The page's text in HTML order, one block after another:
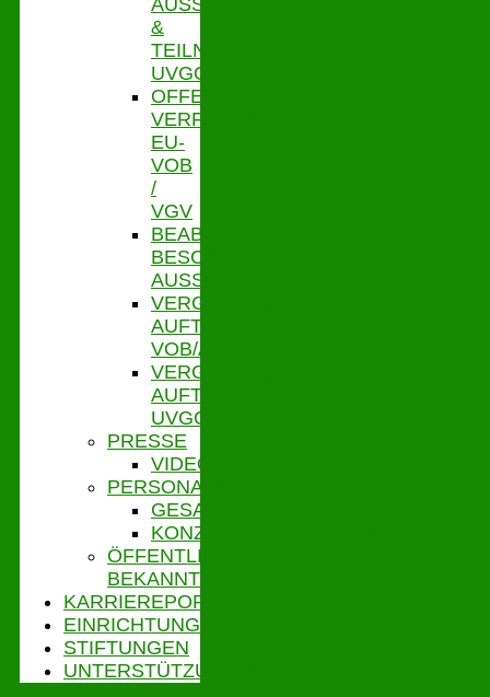
AUSSCHR.
&
TEILNAHMEWETTBEWERBE
UVGO
OFFENE
VERFAHREN
EU-
VOB
/
VGV
BEABSICHTIGTE
BESCHRÄNKTE
AUSSCHR.
VERGEBENE
AUFTRÄGE
VOB/A
VERGEBENE
AUFTRÄGE
UVGO
PRESSE
VIDEOS
PERSONALVERTRETUNG
GESAMTPERSONALRAT
KONZERNBETRIEBSRAT
ÖFFENTLICHE
BEKANNTMACHUNGEN
KARRIEREPORTAL
EINRICHTUNGEN
STIFTUNGEN
UNTERSTÜTZUNGSPORTAL